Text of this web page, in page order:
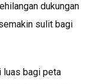
dukungan
sulit bagi
luas bagi peta